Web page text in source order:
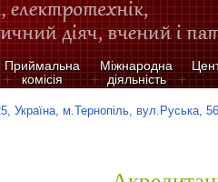
Приймальна
комісія
Міжнародна
діяльність
Україна, м.Тернопіль, вул.Руська, 56